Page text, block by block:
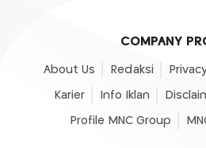
COMPANY
About Us Redaksi
Karier Info Iklan
Profile MNC Group